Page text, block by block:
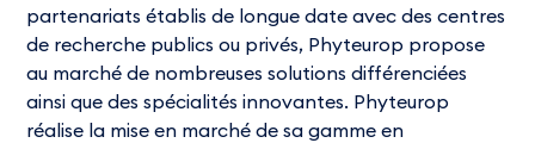
partenariats établis de longue date avec des centres
de recherche publics ou privés, Phyteurop propose
au marché de nombreuses solutions différenciées
ainsi que des spécialités innovantes. Phyteurop
réalise la mise en marché de sa gamme en